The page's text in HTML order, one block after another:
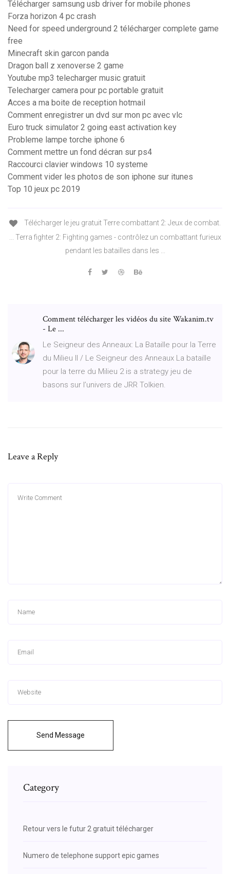
Télécharger samsung usb driver for mobile phones
Forza horizon 4 pc crash
Need for speed underground 2 télécharger complete game
free
Minecraft skin garcon panda
Dragon ball z xenoverse 2 game
Youtube mp3 telecharger music gratuit
Telecharger camera pour pc portable gratuit
Acces a ma boite de reception hotmail
Comment enregistrer un dvd sur mon pc avec vlc
Euro truck simulator 2 going east activation key
Probleme lampe torche iphone 6
Comment mettre un fond décran sur ps4
Raccourci clavier windows 10 systeme
Comment vider les photos de son iphone sur itunes
Top 10 jeux pc 2019
Télécharger le jeu gratuit Terre combattant 2: Jeux de combat.
... Terra fighter 2: Fighting games - contrôlez un combattant furieux
pendant les batailles dans les ...
Comment télécharger les vidéos du site Wakanim.tv
- Le ...
Le Seigneur des Anneaux: La Bataille pour la Terre
du Milieu II / Le Seigneur des Anneaux La bataille
pour la terre du Milieu 2 is a strategy jeu de
basons sur l’univers de JRR Tolkien.
Leave a Reply
Send Message
Category
Retour vers le futur 2 gratuit télécharger
Numero de telephone support epic games